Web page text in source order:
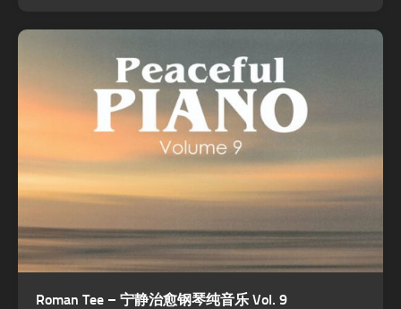
Roman Tee – 宁静治愈钢琴纯音乐 Vol. 9